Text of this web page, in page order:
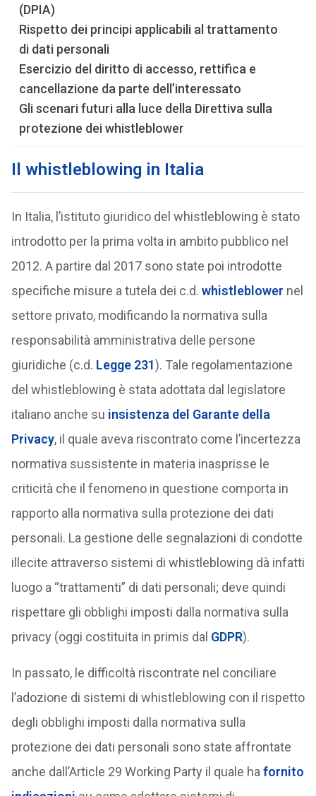
(DPIA)
Rispetto dei principi applicabili al trattamento
di dati personali
Esercizio del diritto di accesso, rettifica e
cancellazione da parte dell’interessato
Gli scenari futuri alla luce della Direttiva sulla
protezione dei whistleblower
Il whistleblowing in Italia
In Italia, l’istituto giuridico del whistleblowing è stato
introdotto per la prima volta in ambito pubblico nel
2012. A partire dal 2017 sono state poi introdotte
specifiche misure a tutela dei c.d. whistleblower nel
settore privato, modificando la normativa sulla
responsabilità amministrativa delle persone
giuridiche (c.d. Legge 231). Tale regolamentazione
del whistleblowing è stata adottata dal legislatore
italiano anche su insistenza del Garante della
Privacy, il quale aveva riscontrato come l’incertezza
normativa sussistente in materia inasprisse le
criticità che il fenomeno in questione comporta in
rapporto alla normativa sulla protezione dei dati
personali. La gestione delle segnalazioni di condotte
illecite attraverso sistemi di whistleblowing dà infatti
luogo a “trattamenti” di dati personali; deve quindi
rispettare gli obblighi imposti dalla normativa sulla
privacy (oggi costituita in primis dal GDPR).
In passato, le difficoltà riscontrate nel conciliare
l’adozione di sistemi di whistleblowing con il rispetto
degli obblighi imposti dalla normativa sulla
protezione dei dati personali sono state affrontate
anche dall’Article 29 Working Party il quale ha fornito